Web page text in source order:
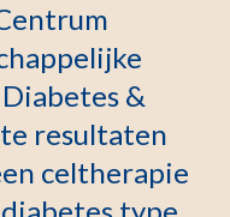
&
resultaten
celtherapie